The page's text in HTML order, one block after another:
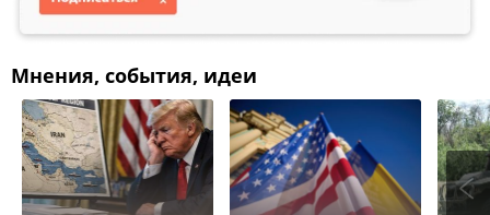
Мнения, события, идеи